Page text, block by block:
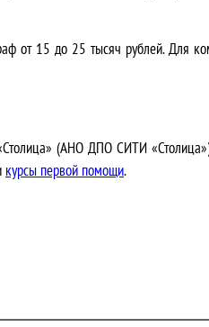
от 15 до 25 тысяч рублей. Для
(АНО ДПО СИТИ
курсы первой помощи.